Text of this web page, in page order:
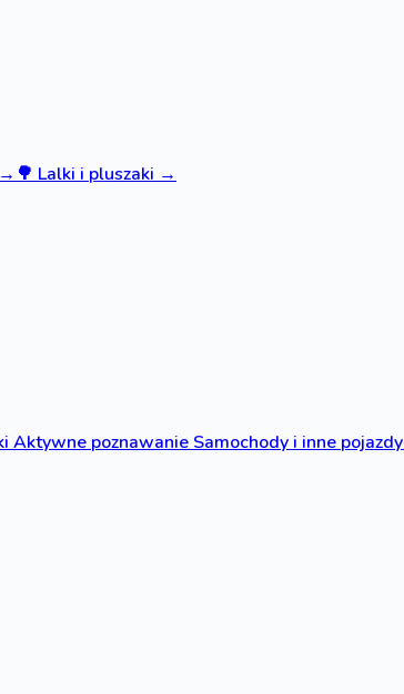
🌳Lalki i pluszaki→
Aktywne poznawanie Samochody i inne pojazdy